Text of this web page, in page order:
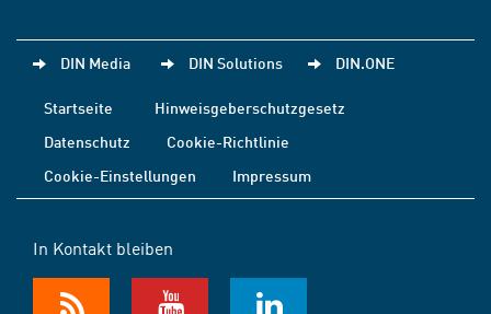
DIN Media DIN Solutions DIN.ONE
Startseite
Hinweisgeberschutzgesetz
Datenschutz
Cookie-Richtlinie
Cookie-Einstellungen
Impressum
In Kontakt bleiben